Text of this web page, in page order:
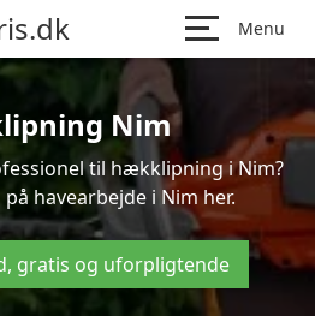
Menu
Nim
til hækklipning i Nim?
havearbejde i Nim her.
gratis og uforpligtende